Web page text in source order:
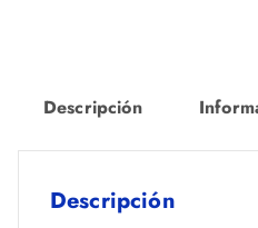
Descripción
Descripción